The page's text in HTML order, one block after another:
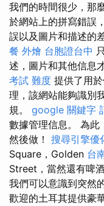
我們的時間很少，那
於網站上的拼寫錯誤
誤以及圖片和描述的
餐 外燴 台胞證台中
述，圖片和其他信息
考試 難度 提供了用
理，該網站能夠識別
規。 google 關鍵字
數據管理信息。 為此
然後做！ 搜尋引擎優
Square，Golden 台
Street，當然還有啤
我們可以意識到突然
歡迎的土耳其提供豪